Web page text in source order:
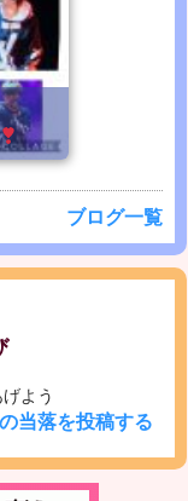
ブログ一覧
よう
当落を投稿する